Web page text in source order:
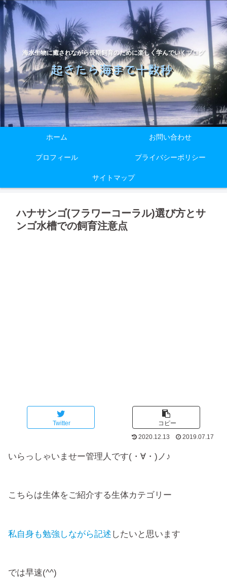
海水生物に癒されながら長期飼育のために楽しく学んでいくブログ
ホーム お問い合わせ
プロフィール プライバシーポリシー
サイトマップ
ハナサンゴ(フラワーコーラル)選び方とサ
ンゴ水槽での飼育注意点
Twitter
コピー
2020.12.13
2019.07.17
いらっしゃいませー管理人です(・∀・)ノ♪
こちらは生体をご紹介する生体カテゴリー
私自身も勉強しながら記述 したいと思います
では早速(^^)